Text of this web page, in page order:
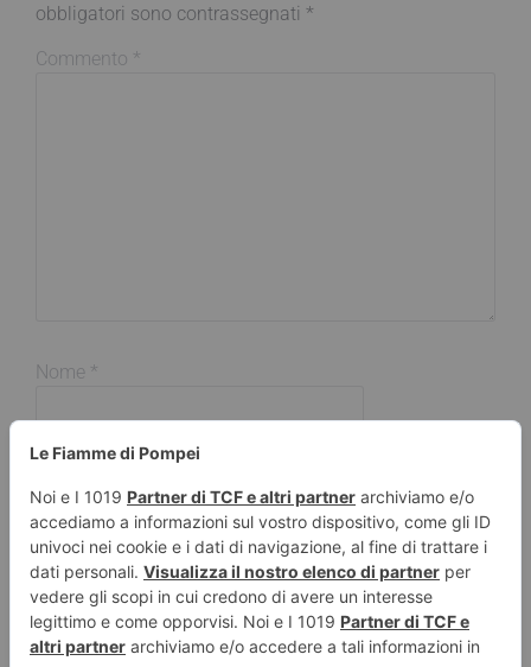
obbligatori sono contrassegnati *
Commento *
Nome *
Sito web